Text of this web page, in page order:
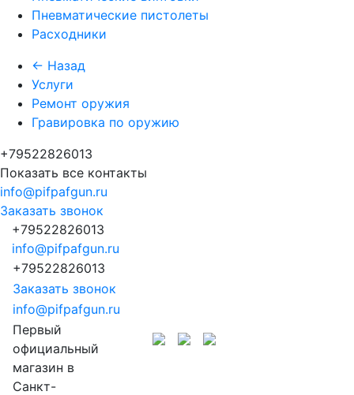
Пневматические пистолеты
Расходники
← Назад
Услуги
Ремонт оружия
Гравировка по оружию
+79522826013
Показать все контакты
info@pifpafgun.ru
Заказать звонок
+79522826013
info@pifpafgun.ru
+79522826013
Заказать звонок
info@pifpafgun.ru
Первый
официальный
магазин в
Санкт-